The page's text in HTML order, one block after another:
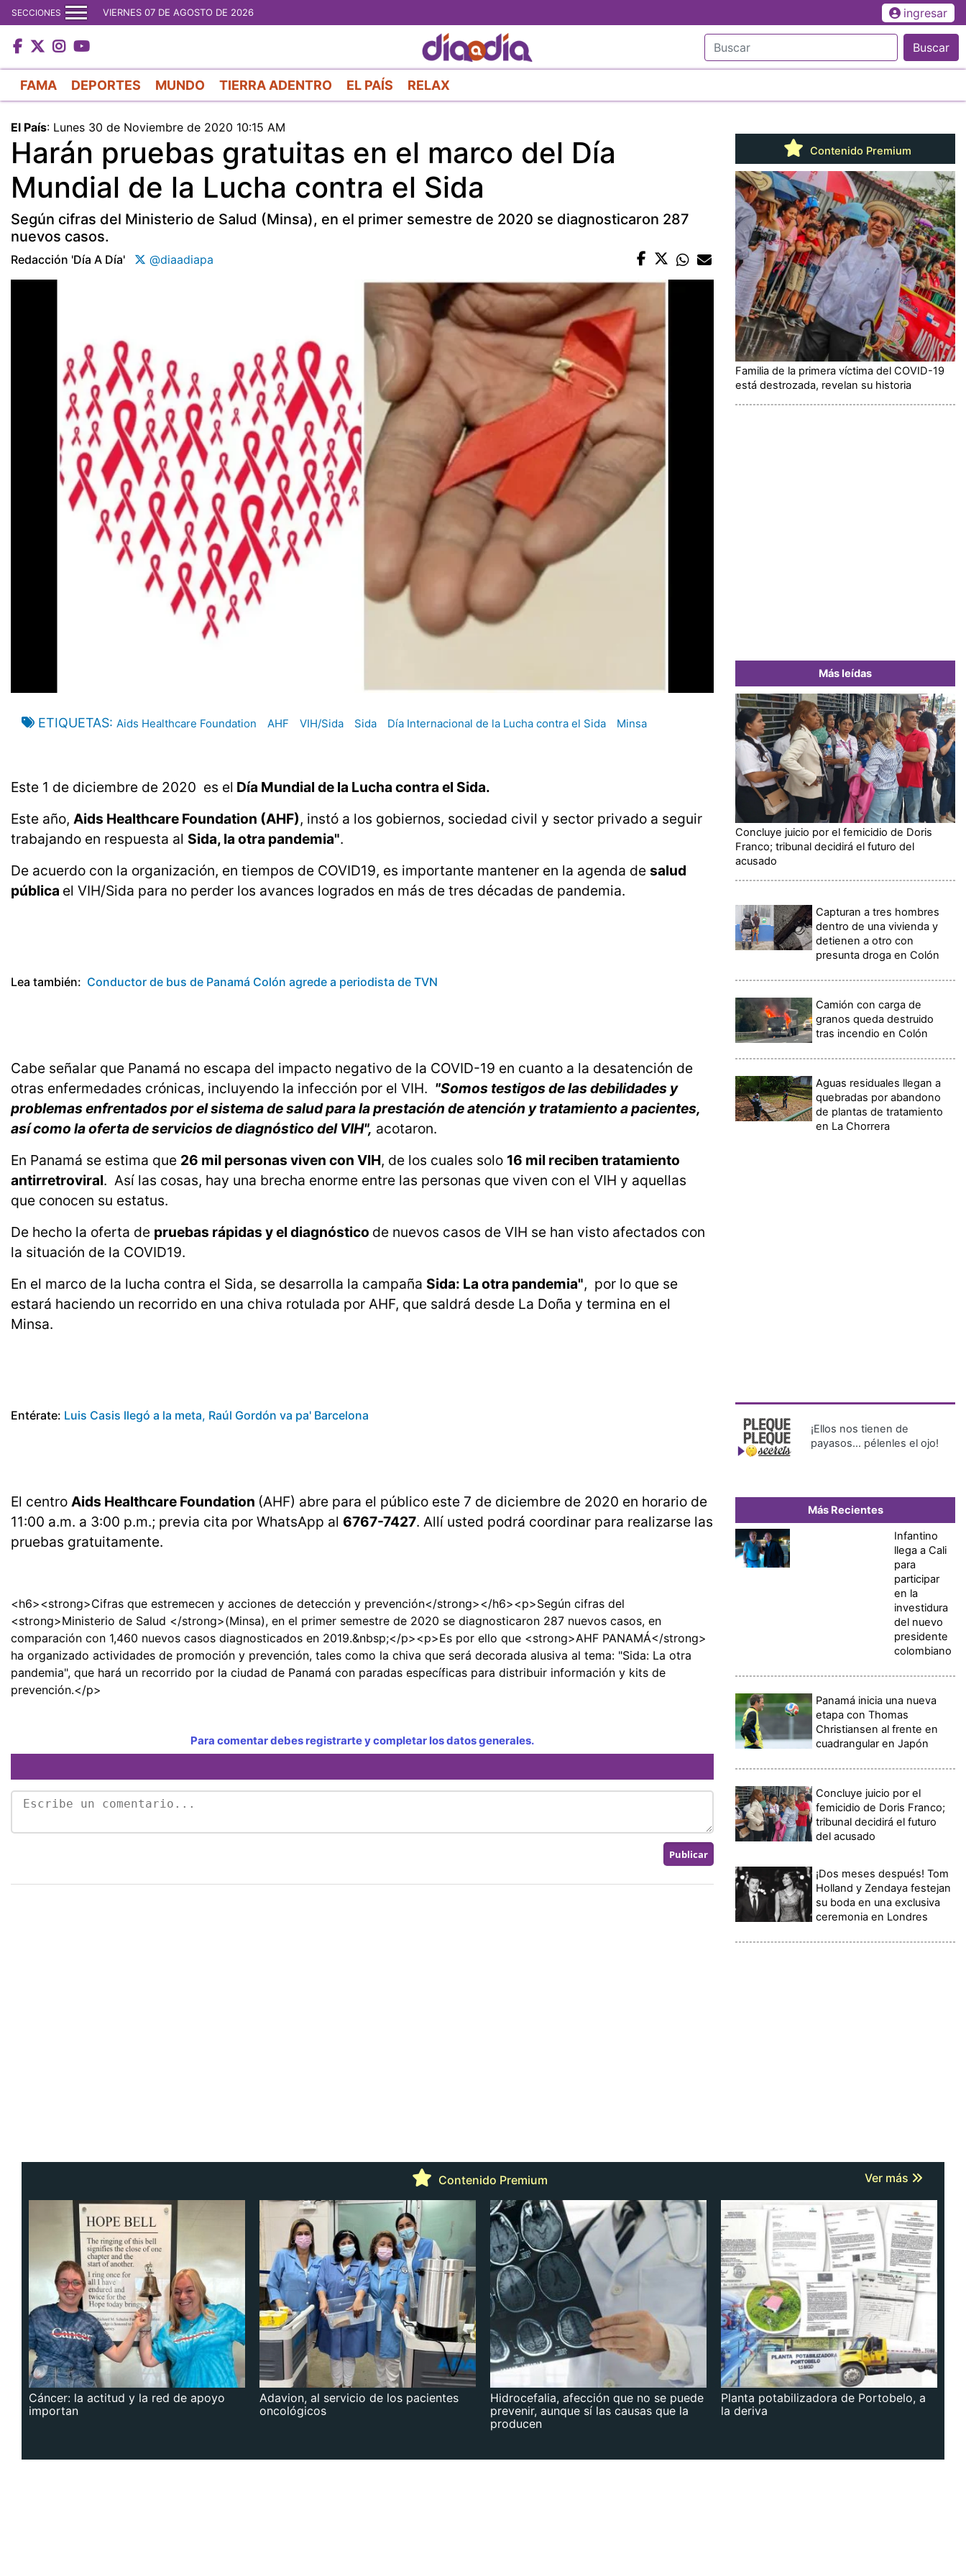
al
contenido
principal
SECCIONES VIERNES 07 DE AGOSTO DE 2026 ingresar
Buscar
FAMA DEPORTES MUNDO TIERRA ADENTRO EL PAÍS RELAX
El País: Lunes 30 de Noviembre de 2020 10:15 AM
Harán pruebas gratuitas en el marco del Día
Mundial de la Lucha contra el Sida
Según cifras del Ministerio de Salud (Minsa), en el primer semestre de 2020 se diagnosticaron 287
nuevos casos.
Redacción 'día A Día' @diaadiapa
ETIQUETAS Aids Healthcare Foundation AHF VIH/Sida Sida Día Internacional de la Lucha contra el Sida Minsa
Este 1 de diciembre de 2020 es el Día Mundial de la Lucha contra el Sida.
Este año, Aids Healthcare Foundation (AHF), instó a los gobiernos, sociedad civil y sector privado a seguir
trabajando en respuesta al Sida, la otra pandemia".
De acuerdo con la organización, en tiempos de COVID19, es importante mantener en la agenda de salud
pública el VIH/Sida para no perder los avances logrados en más de tres décadas de pandemia.
Lea también: Conductor de bus de Panamá Colón agrede a periodista de TVN
Cabe señalar que Panamá no escapa del impacto negativo de la COVID-19 en cuanto a la desatención de
otras enfermedades crónicas, incluyendo la infección por el VIH. "Somos testigos de las debilidades y
problemas enfrentados por el sistema de salud para la prestación de atención y tratamiento a pacientes,
así como la oferta de servicios de diagnóstico del VIH", acotaron.
En Panamá se estima que 26 mil personas viven con VIH, de los cuales solo 16 mil reciben tratamiento
antirretroviral. Así las cosas, hay una brecha enorme entre las personas que viven con el VIH y aquellas
que conocen su estatus.
De hecho la oferta de pruebas rápidas y el diagnóstico de nuevos casos de VIH se han visto afectados con
la situación de la COVID19.
En el marco de la lucha contra el Sida, se desarrolla la campaña Sida: La otra pandemia", por lo que se
estará haciendo un recorrido en una chiva rotulada por AHF, que saldrá desde La Doña y termina en el
Minsa.
Entérate: Luis Casis llegó a la meta, Raúl Gordón va pa' Barcelona
El centro Aids Healthcare Foundation (AHF) abre para el público este 7 de diciembre de 2020 en horario de
11:00 a.m. a 3:00 p.m.; previa cita por WhatsApp al 6767-7427. Allí usted podrá coordinar para realizarse las
pruebas gratuitamente.
<h6><strong>Cifras que estremecen y acciones de detección y prevención</strong></h6><p>Según cifras del
<strong>Ministerio de Salud </strong>(Minsa), en el primer semestre de 2020 se diagnosticaron 287 nuevos casos, en
comparación con 1,460 nuevos casos diagnosticados en 2019.&nbsp;</p><p>Es por ello que <strong>AHF PANAMÁ</strong>
ha organizado actividades de promoción y prevención, tales como la chiva que será decorada alusiva al tema: "Sida: La otra
pandemia", que hará un recorrido por la ciudad de Panamá con paradas específicas para distribuir información y kits de
prevención.</p>
Para comentar debes registrarte y completar los datos generales.
Contenido Premium
Familia de la primera víctima del COVID-19
está destrozada, revelan su historia
Más leídas
Concluye juicio por el femicidio de Doris
Franco; tribunal decidirá el futuro del
acusado
Capturan a tres hombres
dentro de una vivienda y
detienen a otro con
presunta droga en Colón
Camión con carga de
granos queda destruido
tras incendio en Colón
Aguas residuales llegan a
quebradas por abandono
de plantas de tratamiento
en La Chorrera
¡Ellos nos tienen de
payasos… pélenles el ojo!
Más Recientes
Infantino
llega a Cali
para
participar
en la
investidura
del nuevo
presidente
colombiano
Panamá inicia una nueva
etapa con Thomas
Christiansen al frente en
cuadrangular en Japón
Concluye juicio por el
femicidio de Doris Franco;
tribunal decidirá el futuro
del acusado
¡Dos meses después! Tom
Holland y Zendaya festejan
su boda en una exclusiva
ceremonia en Londres
Contenido Premium Ver más
Cáncer: la actitud y la red de apoyo
importan
Adavion, al servicio de los pacientes
oncológicos
Hidrocefalia, afección que no se puede
prevenir, aunque sí las causas que la
producen
Planta potabilizadora de Portobelo, a
la deriva